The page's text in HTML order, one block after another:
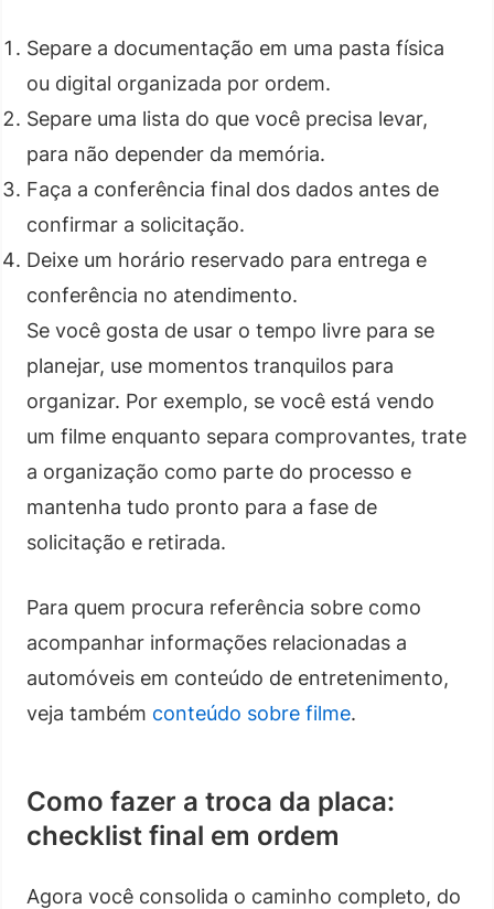
Separe a documentação em uma pasta física
ou digital organizada por ordem.
Separe uma lista do que você precisa levar,
para não depender da memória.
Faça a conferência final dos dados antes de
confirmar a solicitação.
Deixe um horário reservado para entrega e
conferência no atendimento.
Se você gosta de usar o tempo livre para se
planejar, use momentos tranquilos para
organizar. Por exemplo, se você está vendo
um filme enquanto separa comprovantes, trate
a organização como parte do processo e
mantenha tudo pronto para a fase de
solicitação e retirada.
Para quem procura referência sobre como
acompanhar informações relacionadas a
automóveis em conteúdo de entretenimento,
veja também conteúdo sobre filme.
Como fazer a troca da placa:
checklist final em ordem
Agora você consolida o caminho completo, do